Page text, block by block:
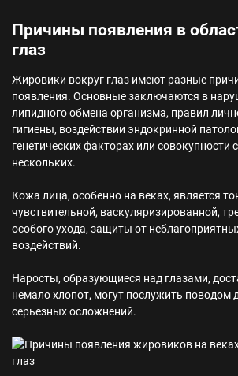
Причины появления в
глаз
Жировики вокруг глаз имеют разные
появления. Основные заключаются в
липидного обмена организма, правил
гигиены, воздействии эндокринной
генетических факторах или совокупности
нескольких.
Кожа лица, особенно на веках, является
чувствительной, васкуляризированной,
особого ухода, защиты от
воздействий.
Наросты, образующиеся над глазами,
немало хлопот, могут послужить поводом
серьезных осложнений.